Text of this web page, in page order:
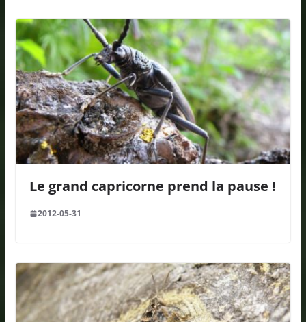
Le grand capricorne prend la pause !
2012-05-31